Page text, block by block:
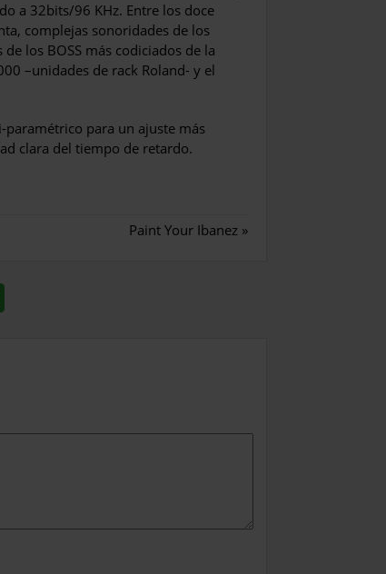
a 32bits/96 KHz. Entre los doce
complejas sonoridades de los
los BOSS más codiciados de la
–unidades de rack Roland- y el
paramétrico para un ajuste más
clara del tiempo de retardo.
Paint Your Ibanez »